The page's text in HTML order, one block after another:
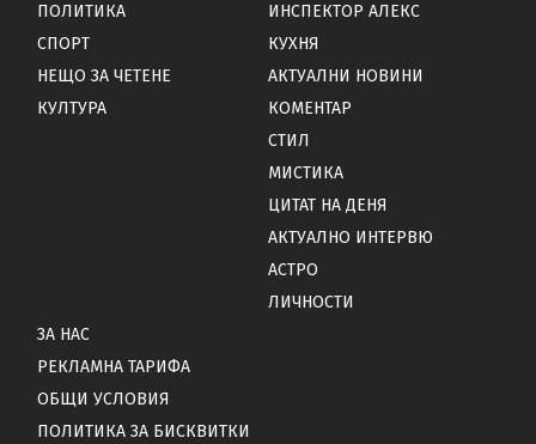
ПОЛИТИКА
СПОРТ
НЕЩО ЗА ЧЕТЕНЕ
КУЛТУРА
ИНСПЕКТОР АЛЕКС
КУХНЯ
АКТУАЛНИ НОВИНИ
КОМЕНТАР
СТИЛ
МИСТИКА
ЦИТАТ НА ДЕНЯ
АКТУАЛНО ИНТЕРВЮ
АСТРО
ЛИЧНОСТИ
ЗА НАС
РЕКЛАМНА ТАРИФА
ОБЩИ УСЛОВИЯ
ПОЛИТИКА ЗА БИСКВИТКИ